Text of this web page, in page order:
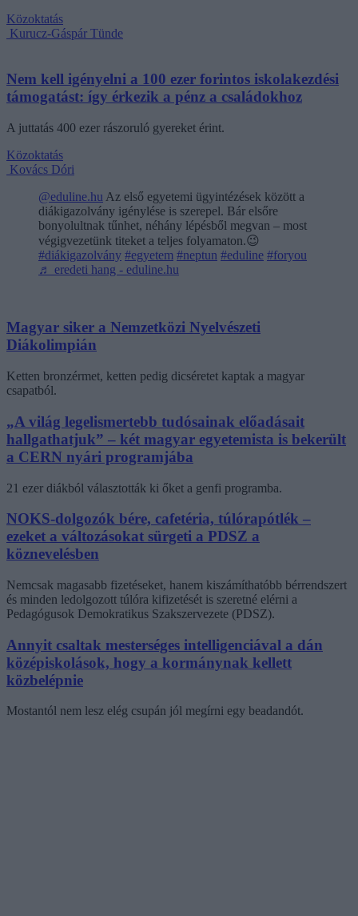
Közoktatás
Kurucz-Gáspár Tünde
Nem kell igényelni a 100 ezer forintos iskolakezdési
támogatást: így érkezik a pénz a családokhoz
A juttatás 400 ezer rászoruló gyereket érint.
Közoktatás
Kovács Dóri
@eduline.hu Az első egyetemi ügyintézések között a
diákigazolvány igénylése is szerepel. Bár elsőre
bonyolultnak tűnhet, néhány lépésből megvan – most
végigvezetünk titeket a teljes folyamaton.😉
#diákigazolvány #egyetem #neptun #eduline #foryou
♬ eredeti hang - eduline.hu
Magyar siker a Nemzetközi Nyelvészeti
Diákolimpián
Ketten bronzérmet, ketten pedig dicséretet kaptak a magyar
csapatból.
„A világ legelismertebb tudósainak előadásait
hallgathatjuk” – két magyar egyetemista is bekerült
a CERN nyári programjába
21 ezer diákból választották ki őket a genfi programba.
NOKS-dolgozók bére, cafetéria, túlórapótlék –
ezeket a változásokat sürgeti a PDSZ a
köznevelésben
Nemcsak magasabb fizetéseket, hanem kiszámíthatóbb bérrendszert
és minden ledolgozott túlóra kifizetését is szeretné elérni a
Pedagógusok Demokratikus Szakszervezete (PDSZ).
Annyit csaltak mesterséges intelligenciával a dán
középiskolások, hogy a kormánynak kellett
közbelépnie
Mostantól nem lesz elég csupán jól megírni egy beadandót.